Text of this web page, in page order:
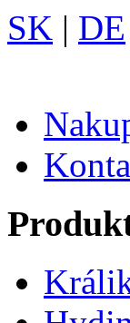
SK | DE